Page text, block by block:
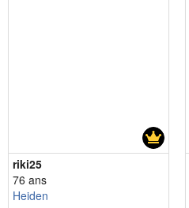
riki25
76 ans
Heiden